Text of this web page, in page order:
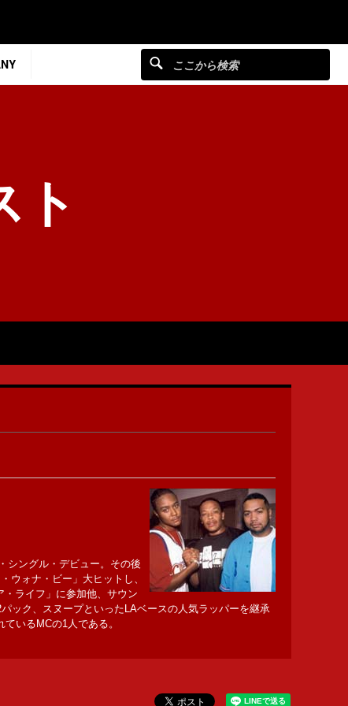
ト
シングル・デビュー。その後
ウォナ・ビー」大ヒットし、
ライフ」に参加他、サウン
ック、スヌープといったLAベースの人気ラッパーを継承
いるMCの1人である。